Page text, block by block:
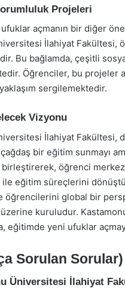
Projeleri
açmanın bir diğer
İlahiyat Fakültesi,
Bu bağlamda, çeşitli
Öğrenciler, bu projeler
sergilemektedir.
Vizyonu
İlahiyat Fakültesi,
bir eğitim sunmayı
öğrenci
eğitim süreçlerini
öğrencilerini global bir
kuruludur.
eğitimde yeni ufuklar
Sorulan Sorular)
Üniversitesi İlahiyat